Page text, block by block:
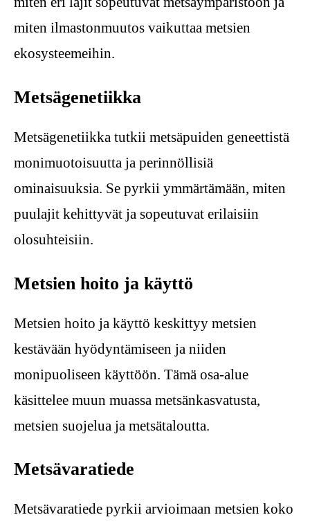
miten ilmastonmuutos vaikuttaa metsien
ekosysteemeihin.
Metsägenetiikka
Metsägenetiikka tutkii metsäpuiden geneettistä
monimuotoisuutta ja perinnöllisiä
ominaisuuksia. Se pyrkii ymmärtämään, miten
puulajit kehittyvät ja sopeutuvat erilaisiin
olosuhteisiin.
Metsien hoito ja käyttö
Metsien hoito ja käyttö keskittyy metsien
kestävään hyödyntämiseen ja niiden
monipuoliseen käyttöön. Tämä osa-alue
käsittelee muun muassa metsänkasvatusta,
metsien suojelua ja metsätaloutta.
Metsävaratiede
Metsävaratiede pyrkii arvioimaan metsien koko